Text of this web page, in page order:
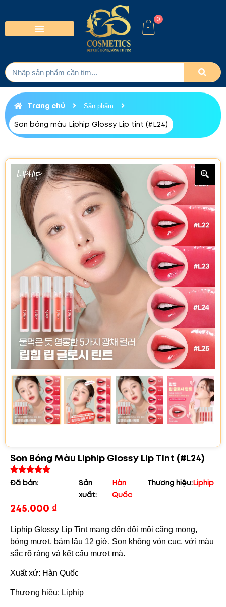
0
Trang chủ Sản phẩm
Son bóng màu Liphip Glossy Lip tint (#L24)
Son Bóng Màu Liphip Glossy Lip Tint (#L24)
Đã bán:
Sản
xuất:
Hàn
Quốc
Thương hiệu:Liphip
245.000 ₫
Liphip Glossy Lip Tint mang đến đôi môi căng mọng,
bóng mượt, bám lâu 12 giờ. Son không vón cục, với màu
sắc rõ ràng và kết cấu mượt mà.
Xuất xứ: Hàn Quốc
Thương hiệu: Liphip